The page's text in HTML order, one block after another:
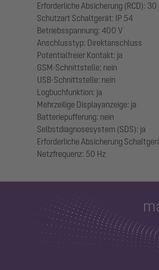
Erforderliche Absicherung (RCD): 30
Schutzart Schaltgerät: IP 54
Betriebsspannung: 400 V
Anschlusstyp: Direktanschluss
Potentialfreier Kontakt: ja
GSM-Schnittstelle: nein
USB-Schnittstelle: nein
Logbuchfunktion: ja
Mehrzeilige Displayanzeige: ja
Batteriepufferung: nein
Selbstdiagnosesystem (SDS): ja
Erforderliche Absicherung